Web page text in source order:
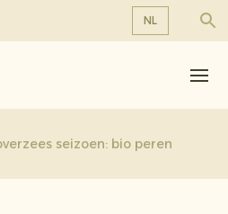
NL
NL
seizoen: bio peren